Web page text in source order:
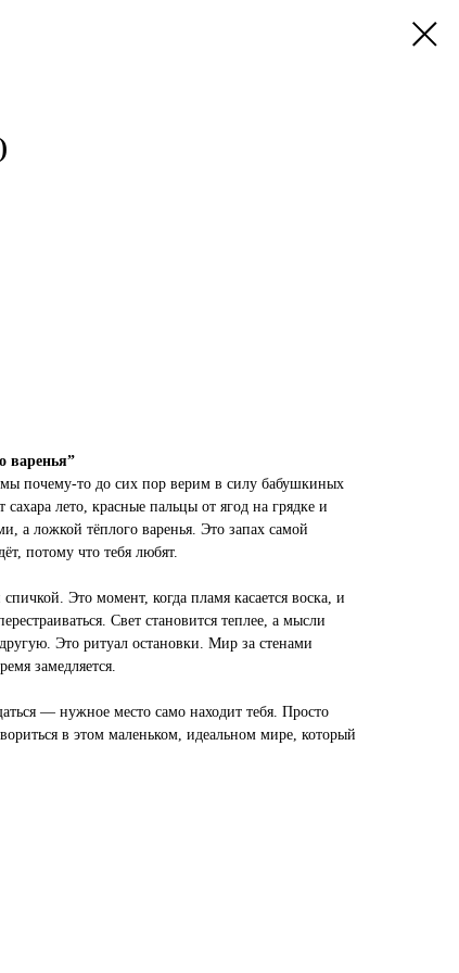
варенья”
почему-то до сих пор верим в силу бабушкиных
лето, красные пальцы от ягод на грядке и
а ложкой тёплого варенья. Это запах самой
потому что тебя любят.
Это момент, когда пламя касается воска, и
Свет становится теплее, а мысли
Это ритуал остановки. Мир за стенами
замедляется.
— нужное место само находит тебя. Просто
в этом маленьком, идеальном мире, который